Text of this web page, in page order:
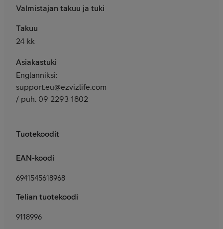
Valmistajan takuu ja tuki
Takuu
24 kk
Asiakastuki
Englanniksi:
support.eu@ezvizlife.com
/ puh. 09 2293 1802
Tuotekoodit
EAN-koodi
6941545618968
Telian tuotekoodi
9118996